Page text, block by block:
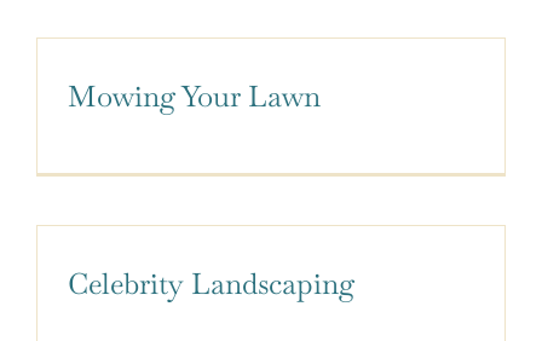
Mowing Your Lawn
Celebrity Landscaping